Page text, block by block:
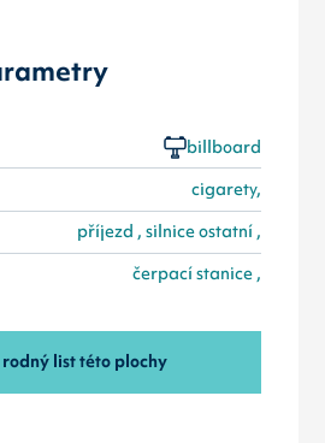
billboard
cigarety,
příjezd , silnice ostatní ,
čerpací stanice ,
list této plochy